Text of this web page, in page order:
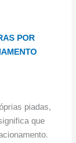
POR
piadas,
que